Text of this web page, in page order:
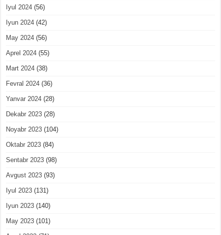
Iyul 2024 (56)
Iyun 2024 (42)
May 2024 (56)
Aprel 2024 (55)
Mart 2024 (38)
Fevral 2024 (36)
Yanvar 2024 (28)
Dekabr 2023 (28)
Noyabr 2023 (104)
Oktabr 2023 (84)
Sentabr 2023 (98)
Avgust 2023 (93)
Iyul 2023 (131)
Iyun 2023 (140)
May 2023 (101)